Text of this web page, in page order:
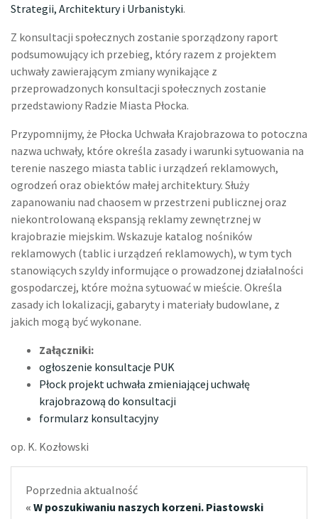
Strategii, Architektury i Urbanistyki.
Z konsultacji społecznych zostanie sporządzony raport
podsumowujący ich przebieg, który razem z projektem
uchwały zawierającym zmiany wynikające z
przeprowadzonych konsultacji społecznych zostanie
przedstawiony Radzie Miasta Płocka.
Przypomnijmy, że Płocka Uchwała Krajobrazowa to potoczna
nazwa uchwały, które określa zasady i warunki sytuowania na
terenie naszego miasta tablic i urządzeń reklamowych,
ogrodzeń oraz obiektów małej architektury. Służy
zapanowaniu nad chaosem w przestrzeni publicznej oraz
niekontrolowaną ekspansją reklamy zewnętrznej w
krajobrazie miejskim. Wskazuje katalog nośników
reklamowych (tablic i urządzeń reklamowych), w tym tych
stanowiących szyldy informujące o prowadzonej działalności
gospodarczej, które można sytuować w mieście. Określa
zasady ich lokalizacji, gabaryty i materiały budowlane, z
jakich mogą być wykonane.
Załączniki:
ogłoszenie konsultacje PUK
Płock projekt uchwała zmieniającej uchwałę
krajobrazową do konsultacji
formularz konsultacyjny
op. K. Kozłowski
Poprzednia aktualność
« W poszukiwaniu naszych korzeni. Piastowski